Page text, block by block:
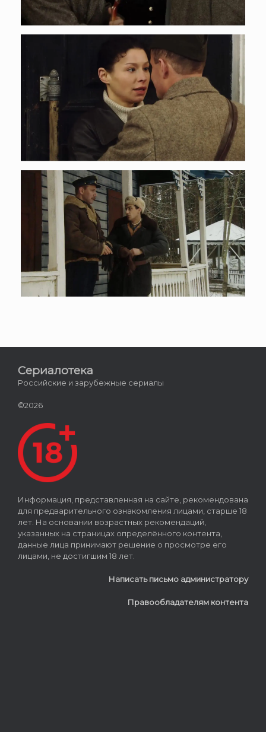
Сериалотека
Российские и зарубежные сериалы
©2026
Информация, представленная на сайте, рекомендована
для предварительного ознакомления лицами, старше 18
лет. На основании возрастных рекомендаций,
указанных на страницах определённого контента,
данные лица принимают решение о просмотре его
лицами, не достигшим 18 лет.
Написать письмо администратору
Правообладателям контента